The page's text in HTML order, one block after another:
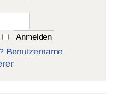
Benutzername